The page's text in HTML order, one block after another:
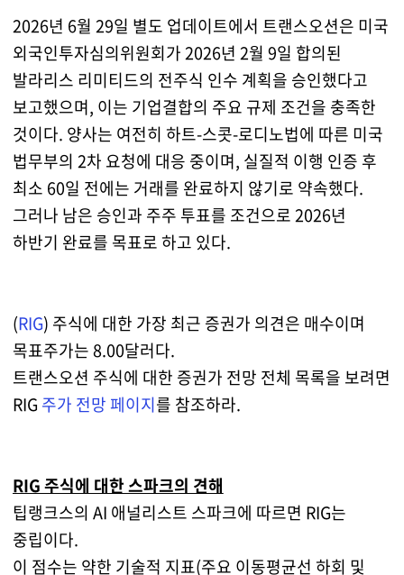
2026년 6월 29일 별도 업데이트에서 트랜스오션은 미국
외국인투자심의위원회가 2026년 2월 9일 합의된
발라리스 리미티드의 전주식 인수 계획을 승인했다고
보고했으며, 이는 기업결합의 주요 규제 조건을 충족한
것이다. 양사는 여전히 하트-스콧-로디노법에 따른 미국
법무부의 2차 요청에 대응 중이며, 실질적 이행 인증 후
최소 60일 전에는 거래를 완료하지 않기로 약속했다.
그러나 남은 승인과 주주 투표를 조건으로 2026년
하반기 완료를 목표로 하고 있다.
(RIG) 주식에 대한 가장 최근 증권가 의견은 매수이며
목표주가는 8.00달러다.
트랜스오션 주식에 대한 증권가 전망 전체 목록을 보려면
RIG 주가 전망 페이지를 참조하라.
RIG 주식에 대한 스파크의 견해
팁랭크스의 AI 애널리스트 스파크에 따르면 RIG는
중립이다.
이 점수는 약한 기술적 지표(주요 이동평균선 하회 및